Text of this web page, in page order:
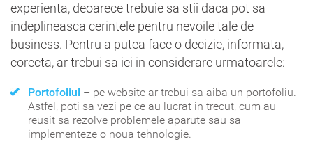
experienta, deoarece trebuie sa stii daca pot sa
indeplineasca cerintele pentru nevoile tale de
business. Pentru a putea face o decizie, informata,
corecta, ar trebui sa iei in considerare urmatoarele:
Portofoliul – pe website ar trebui sa aiba un portofoliu.
Astfel, poti sa vezi pe ce au lucrat in trecut, cum au
reusit sa rezolve problemele aparute sau sa
implementeze o noua tehnologie.